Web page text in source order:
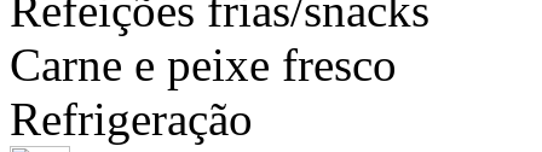
Carne e peixe fresco
Refrigeração